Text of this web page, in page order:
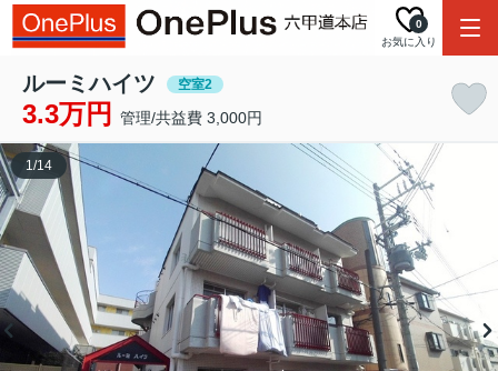
お気に入り
0
ルーミハイツ 空室2
3.3万円 管理/共益費 3,000円
1/14